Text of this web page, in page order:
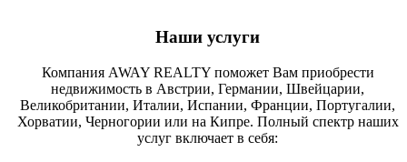
Наши услуги
Компания AWAY REALTY поможет Вам приобрести
недвижимость в Австрии, Германии, Швейцарии,
Великобритании, Италии, Испании, Франции, Португалии,
Хорватии, Черногории или на Кипре. Полный спектр наших
услуг включает в себя: